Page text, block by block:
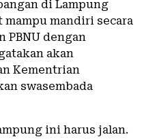
di Lampung
mampu mandiri secara
PBNU dengan
akan
Kementrian
swasembada
ini harus jalan.